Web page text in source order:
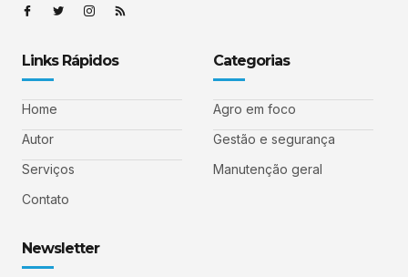
Links Rápidos
Home
Autor
Serviços
Contato
Categorias
Agro em foco
Gestão e segurança
Manutenção geral
Newsletter